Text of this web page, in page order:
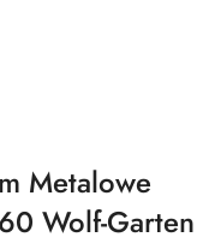
Metalowe
Wolf-Garten